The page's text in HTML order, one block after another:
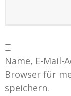
Name, E-Mail-
Browser für
speichern.